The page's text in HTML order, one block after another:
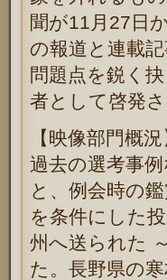
聞が11 月 27 日
の報道と連載
問題点を鋭く
者として啓発
【映像部門概
過去の選考事
と、例会時の
を条件にした
州へ送られた ～
た。長野県の